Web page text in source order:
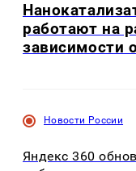
работают на
зависимости
Новости России
Яндекс 360